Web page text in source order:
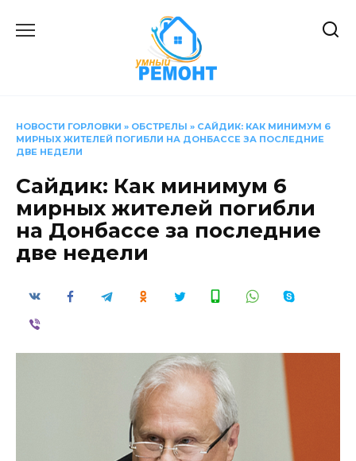
НОВОСТИ ГОРЛОВКИ » ОБСТРЕЛЫ » САЙДИК: КАК МИНИМУМ 6
МИРНЫХ ЖИТЕЛЕЙ ПОГИБЛИ НА ДОНБАССЕ ЗА ПОСЛЕДНИЕ
ДВЕ НЕДЕЛИ
Сайдик: Как минимум 6
мирных жителей погибли
на Донбассе за последние
две недели